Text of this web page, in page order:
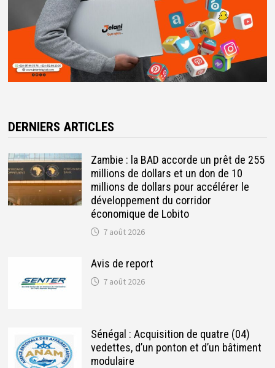
DERNIERS ARTICLES
Zambie : la BAD accorde un prêt de 255
millions de dollars et un don de 10
millions de dollars pour accélérer le
développement du corridor
économique de Lobito
7 août 2026
Avis de report
7 août 2026
Sénégal : Acquisition de quatre (04)
vedettes, d’un ponton et d’un bâtiment
modulaire